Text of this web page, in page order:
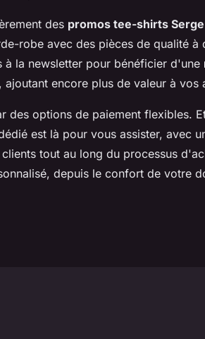
des promos tee-shirts
robe avec des pièces de qualité à
la newsletter pour bénéficier d'une
encore plus de valeur à vos
des options de paiement flexibles.
est là pour vous assister, avec
tout au long du processus
depuis le confort de votre